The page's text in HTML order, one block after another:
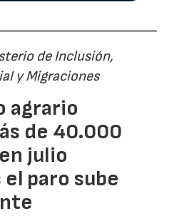
de Inclusión,
y Migraciones
agrario
de 40.000
julio
paro sube